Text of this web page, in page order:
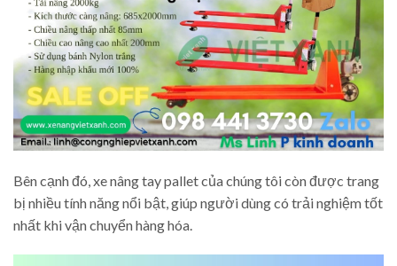
Bên cạnh đó, xe nâng tay pallet của chúng tôi còn được trang
bị nhiều tính năng nổi bật, giúp người dùng có trải nghiệm tốt
nhất khi vận chuyển hàng hóa.